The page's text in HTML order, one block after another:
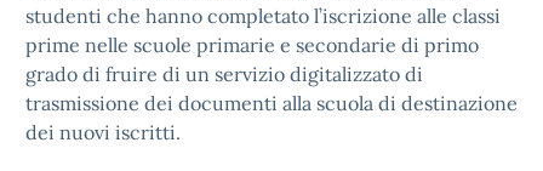
studenti che hanno completato l’iscrizione alle classi
prime nelle scuole primarie e secondarie di primo
grado di fruire di un servizio digitalizzato di
trasmissione dei documenti alla scuola di destinazione
dei nuovi iscritti.